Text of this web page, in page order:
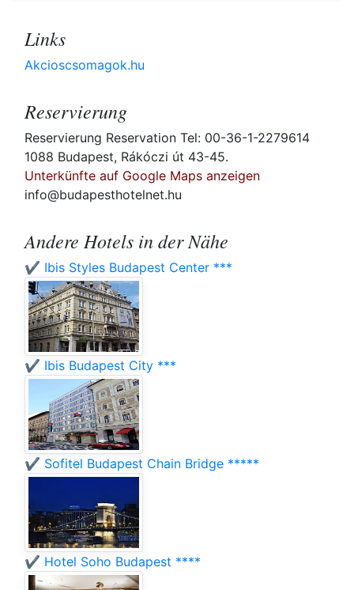
Links
Akcioscsomagok.hu
Reservierung
Reservierung Reservation Tel: 00-36-1-2279614
1088 Budapest, Rákóczi út 43-45.
Unterkünfte auf Google Maps anzeigen
info@budapesthotelnet.hu
Andere Hotels in der Nähe
✔️ Ibis Styles Budapest Center ***
✔️ Ibis Budapest City ***
✔️ Sofitel Budapest Chain Bridge *****
✔️ Hotel Soho Budapest ****